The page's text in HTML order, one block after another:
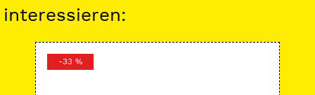
interessieren:
-33 %